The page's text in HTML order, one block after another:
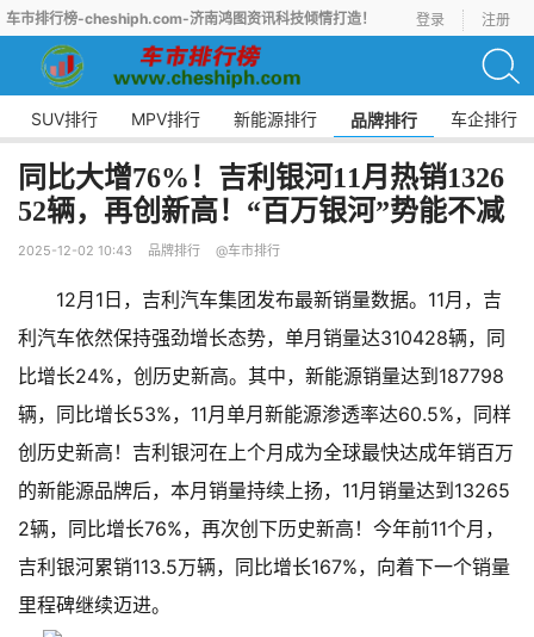
车市排行榜-cheshiph.com-济南鸿图资讯科技倾情打造！ 登录 注册
SUV排行 MPV排行 新能源排行 品牌排行 车企排行
同比大增76%！吉利银河11月热销1326
52辆，再创新高！“百万银河”势能不减
2025-12-02 10:43 品牌排行 @车市排行
12月1日，吉利汽车集团发布最新销量数据。11月，吉
利汽车依然保持强劲增长态势，单月销量达310428辆，同
比增长24%，创历史新高。其中，新能源销量达到187798
辆，同比增长53%，11月单月新能源渗透率达60.5%，同样
创历史新高！吉利银河在上个月成为全球最快达成年销百万
的新能源品牌后，本月销量持续上扬，11月销量达到13265
2辆，同比增长76%，再次创下历史新高！今年前11个月，
吉利银河累销113.5万辆，同比增长167%，向着下一个销量
里程碑继续迈进。